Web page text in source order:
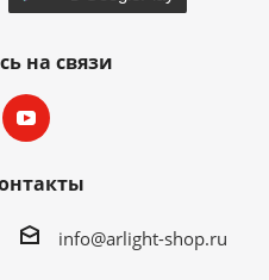
на связи
info@arlight-shop.ru